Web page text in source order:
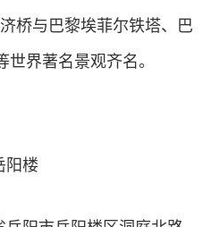
桥与巴黎埃菲尔铁塔、巴
界著名景观齐名。
楼